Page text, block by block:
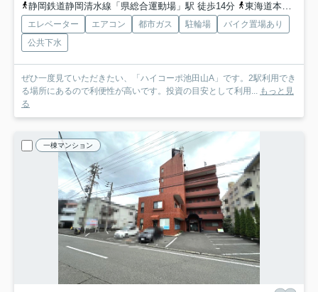
静岡鉄道静岡清水線「県総合運動場」駅 徒歩14分
東海道本線「東静岡」駅 徒歩29分
エレベーター エアコン 都市ガス 駐輪場
バイク置場あり
公共下水
ぜひ一度見ていただきたい、「ハイコーポ池田山A」です。2駅利用でき
る場所にあるので利便性が高いです。投資の目安として利用... もっと見
る
一棟マンション